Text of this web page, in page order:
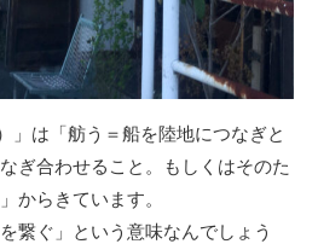
」は「舫う＝船を陸地につなぎと
ぎ合わせること。もしくはそのた
からきています。
繋ぐ」という意味なんでしょう